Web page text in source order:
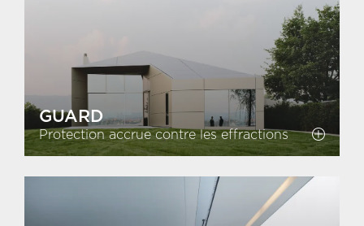
GUARD
Protection accrue contre les effractions